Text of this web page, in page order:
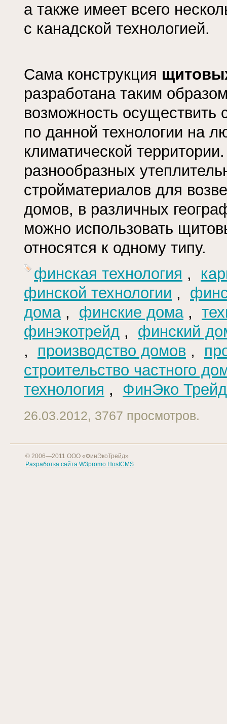
а также имеет всего
с канадской технологией.
Сама конструкция
разработана таким
возможность осуществить
по данной технологии на
климатической
разнообразных
стройматериалов для
домов, в различных
можно использовать
относятся к одному типу.
финская технология ,
финской технологии ,
дома, финские дома,
финэкотрейд , финский
, производство домов ,
строительство частного
технология , ФинЭко Трейд
26.03.2012, 3767 просмотров.
© 2006—2011 ООО «ФинЭкоТрейд»
Разработка сайта W3promo HostCMS